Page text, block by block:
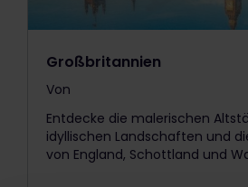
Großbritannien
Von
Entdecke die malerischen
idyllischen Landschaften und
von England, Schottland und